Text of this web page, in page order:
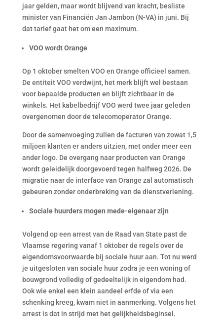
jaar gelden, maar wordt blijvend van kracht, besliste
minister van Financiën Jan Jambon (N-VA) in juni. Bij
dat tarief gaat het om een maximum.
VOO wordt Orange
Op 1 oktober smelten VOO en Orange officieel samen.
De entiteit VOO verdwijnt, het merk blijft wel bestaan
voor bepaalde producten en blijft zichtbaar in de
winkels. Het kabelbedrijf VOO werd twee jaar geleden
overgenomen door de telecomoperator Orange.
Door de samenvoeging zullen de facturen van zowat 1,5
miljoen klanten er anders uitzien, met onder meer een
ander logo. De overgang naar producten van Orange
wordt geleidelijk doorgevoerd tegen halfweg 2026. De
migratie naar de interface van Orange zal automatisch
gebeuren zonder onderbreking van de dienstverlening.
Sociale huurders mogen mede-eigenaar zijn
Volgend op een arrest van de Raad van State past de
Vlaamse regering vanaf 1 oktober de regels over de
eigendomsvoorwaarde bij sociale huur aan. Tot nu werd
je uitgesloten van sociale huur zodra je een woning of
bouwgrond volledig of gedeeltelijk in eigendom had.
Ook wie enkel een klein aandeel erfde of via een
schenking kreeg, kwam niet in aanmerking. Volgens het
arrest is dat in strijd met het gelijkheidsbeginsel.